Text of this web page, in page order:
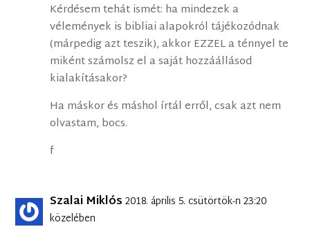
Kérdésem tehát ismét: ha mindezek a
vélemények is bibliai alapokról tájékozódnak
(márpedig azt teszik), akkor EZZEL a ténnyel te
miként számolsz el a saját hozzáállásod
kialakításakor?
Ha máskor és máshol írtál erről, csak azt nem
olvastam, bocs.
f
Szalai Miklós 2018. április 5. csütörtök-n 23:20
közelében